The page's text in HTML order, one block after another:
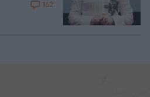
162